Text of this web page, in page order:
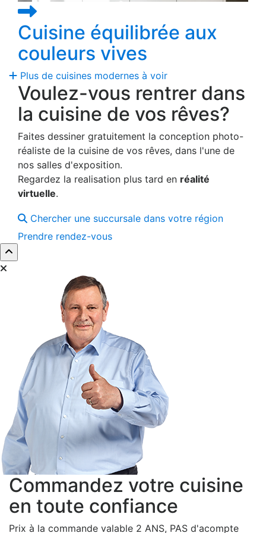
Cuisine équilibrée aux
couleurs vives
Plus de cuisines modernes à voir
Voulez-vous rentrer dans
la cuisine de vos rêves?
Faites dessiner gratuitement la conception photo-
réaliste de la cuisine de vos rêves, dans l'une de
nos salles d'exposition.
Regardez la realisation plus tard en réalité
virtuelle.
Chercher une succursale dans votre région
Prendre rendez-vous
Commandez votre cuisine
en toute confiance
Prix à la commande valable 2 ANS, PAS d'acompte